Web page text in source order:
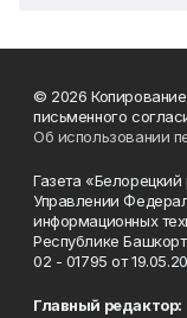
© 2026
письменного
Об использовании
Газета
Управлении
информационных
Республике
02 - 01795 от
Главный редактор: